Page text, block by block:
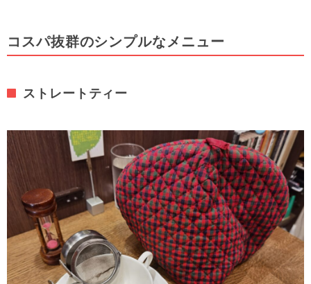
コスパ抜群のシンプルなメニュー
ストレートティー